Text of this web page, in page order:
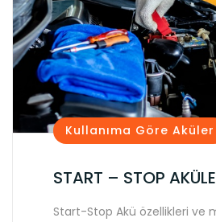
Kullanıma Göre Aküler
START – STOP
Start-Stop Akü özellikleri ve